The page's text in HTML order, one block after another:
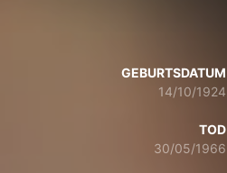
GEBURTSDATUM
14/10/1924
TOD
30/05/1966